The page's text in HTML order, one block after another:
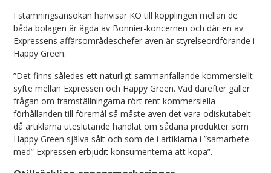
I stämningsansökan hänvisar KO till kopplingen mellan de
båda bolagen är ägda av Bonnier-koncernen och där en av
Expressens affärsområdeschefer även är styrelseordförande i
Happy Green.
”Det finns således ett naturligt sammanfallande kommersiellt
syfte mellan Expressen och Happy Green. Vad därefter gäller
frågan om framställningarna rört rent kommersiella
förhållanden till föremål så måste även det vara odiskutabelt
då artiklarna uteslutande handlat om sådana produkter som
Happy Green själva sålt och som de i artiklarna i ”samarbete
med” Expressen erbjudit konsumenterna att köpa”.